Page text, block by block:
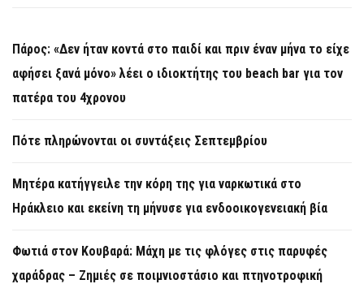
Πάρος: «Δεν ήταν κοντά στο παιδί και πριν έναν μήνα το είχε
αφήσει ξανά μόνο» λέει ο ιδιοκτήτης του beach bar για τον
πατέρα του 4χρονου
Πότε πληρώνονται οι συντάξεις Σεπτεμβρίου
Μητέρα κατήγγειλε την κόρη της για ναρκωτικά στο
Ηράκλειο και εκείνη τη μήνυσε για ενδοοικογενειακή βία
Φωτιά στον Κουβαρά: Μάχη με τις φλόγες στις παρυφές
χαράδρας – Ζημιές σε ποιμνιοστάσιο και πτηνοτροφική